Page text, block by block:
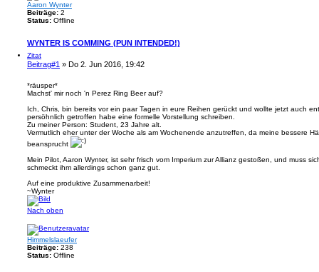
Aaron Wynter
Beiträge: 2
Status: Offline
WYNTER IS COMMING (PUN INTENDED!)
Zitat
Beitrag#1 » Do 2. Jun 2016, 19:42
*räusper*
Machst' mir noch 'n Perez Ring Beer auf?
Ich, Chris, bin bereits vor ein paar Tagen in eure Reihen gerückt und wollte jetzt auch
persöhnlich getroffen habe eine formelle Vorstellung schreiben.
Zu meiner Person: Student, 23 Jahre alt.
Vermutlich eher unter der Woche als am Wochenende anzutreffen, da meine bessere
beansprucht
Mein Pilot, Aaron Wynter, ist sehr frisch vom Imperium zur Allianz gestoßen, und muss
schmeckt ihm allerdings schon ganz gut.
Auf eine produktive Zusammenarbeit!
~Wynter
Nach oben
Himmelslaeufer
Beiträge: 238
Status: Offline